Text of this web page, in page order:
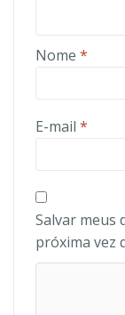
Nome *
E-mail *
Salvar meus
próxima vez